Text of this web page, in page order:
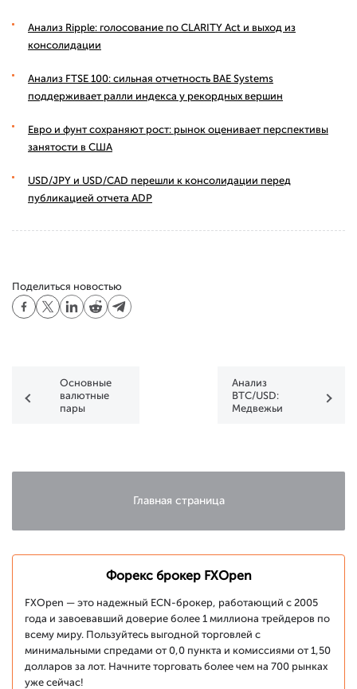
Анализ Ripple: голосование по CLARITY Act и выход из
консолидации
Анализ FTSE 100: сильная отчетность BAE Systems
поддерживает ралли индекса у рекордных вершин
Евро и фунт сохраняют рост: рынок оценивает перспективы
занятости в США
USD/JPY и USD/CAD перешли к консолидации перед
публикацией отчета ADP
Поделиться новостью
Основные
валютные
пары
США
Анализ
BTC/USD:
Медвежьи
Главная страница
Форекс брокер FXOpen
FXOpen — это надежный ECN-брокер, работающий с 2005
года и завоевавший доверие более 1 миллиона трейдеров по
всему миру. Пользуйтесь выгодной торговлей с
минимальными спредами от 0,0 пункта и комиссиями от 1,50
долларов за лот. Начните торговать более чем на 700 рынках
уже сейчас!